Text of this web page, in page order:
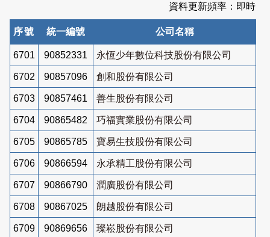
資料更新頻率：即時
序號 統一編號 公司名稱
6701 90852331 永恆少年數位科技股份有限公司
6702 90857096 創和股份有限公司
6703 90857461 善生股份有限公司
6704 90865482 巧福實業股份有限公司
6705 90865785 寶易生技股份有限公司
6706 90866594 永承精工股份有限公司
6707 90866790 潤廣股份有限公司
6708 90867025 朗越股份有限公司
6709 90869656 璨崧股份有限公司